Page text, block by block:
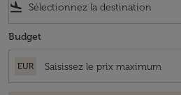
flight_land
Budget
EUR